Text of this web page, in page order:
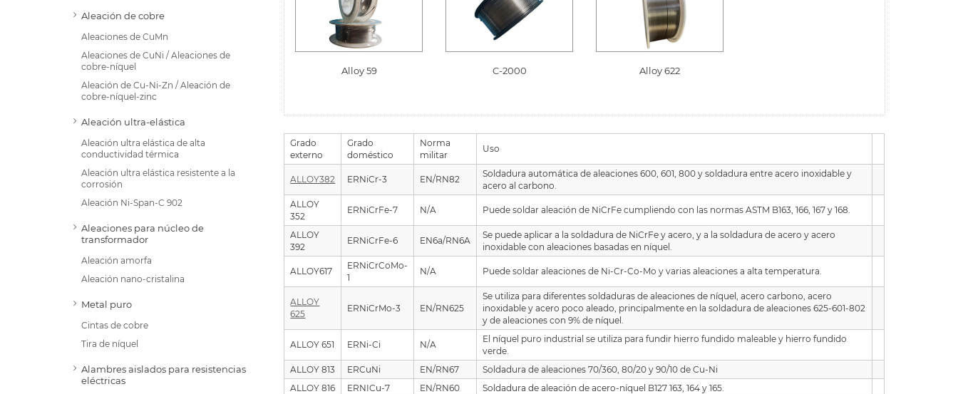
Alloy 59 C-2000 Alloy 622
Grado
externo
Grado
doméstico
Norma
militar
Uso
ALLOY382 ERNiCr-3 EN/RN82
Soldadura automática de aleaciones 600, 601, 800 y soldadura entre acero inoxidable y
acero al carbono.
ALLOY
352
ERNiCrFe-7 N/A Puede soldar aleación de NiCrFe cumpliendo con las normas ASTM B163, 166, 167 y 168.
ALLOY
392
ERNiCrFe-6 EN6a/RN6A
Se puede aplicar a la soldadura de NiCrFe y acero, y a la soldadura de acero y acero
inoxidable con aleaciones basadas en níquel.
ALLOY617
ERNiCrCoMo-
1
N/A Puede soldar aleaciones de Ni-Cr-Co-Mo y varias aleaciones a alta temperatura.
ALLOY
625
ERNiCrMo-3 EN/RN625
Se utiliza para diferentes soldaduras de aleaciones de níquel, acero carbono, acero
inoxidable y acero poco aleado, principalmente en la soldadura de aleaciones 625-601-802
y de aleaciones con 9% de níquel.
ALLOY 651 ERNi-Ci N/A
El níquel puro industrial se utiliza para fundir hierro fundido maleable y hierro fundido
verde.
ALLOY 813
ERCuNi EN/RN67
Soldadura de aleaciones 70/360, 80/20 y 90/10 de Cu-Ni
ALLOY 816
ERNICu-7 EN/RN60 Soldadura de aleación de acero-níquel B127 163, 164 y 165.
Aleación de cobre
Aleaciones de CuMn
Aleaciones de CuNi / Aleaciones de
cobre-níquel
Aleación de Cu-Ni-Zn / Aleación de
cobre-níquel-zinc
Aleación ultra-elástica
Aleación ultra elástica de alta
conductividad térmica
Aleación ultra elástica resistente a la
corrosión
Aleación Ni-Span-C 902
Aleaciones para núcleo de
transformador
Aleación amorfa
Aleación nano-cristalina
Metal puro
Cintas de cobre
Tira de níquel
Alambres aislados para resistencias
eléctricas